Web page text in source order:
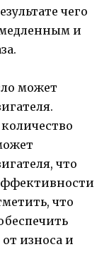
чего
и
может
что
что
износа и